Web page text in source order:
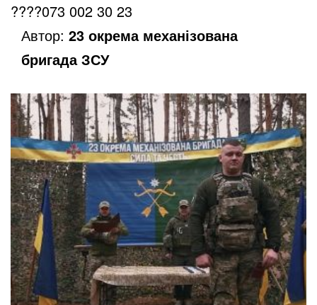
e
????073 002 30 23
Автор: 23 окрема механізована
бригада ЗСУ